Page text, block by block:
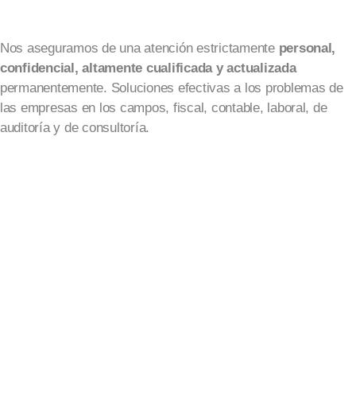
Nos aseguramos de una atención estrictamente personal,
confidencial, altamente cualificada y actualizada
permanentemente. Soluciones efectivas a los problemas de
las empresas en los campos, fiscal, contable, laboral, de
auditoría y de consultoría.